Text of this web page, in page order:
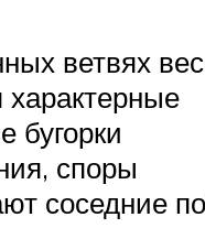
ветвях
характерные
бугорки
споры
соседние